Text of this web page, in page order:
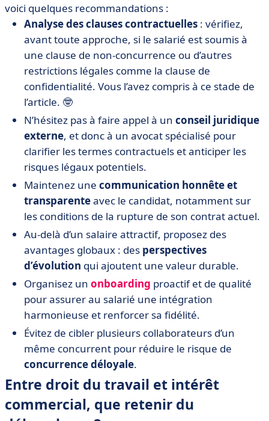
voici quelques recommandations :
Analyse des clauses contractuelles : vérifiez,
avant toute approche, si le salarié est soumis à
une clause de non-concurrence ou d’autres
restrictions légales comme la clause de
confidentialité. Vous l’avez compris à ce stade de
l’article. 🤓
N’hésitez pas à faire appel à un conseil juridique
externe, et donc à un avocat spécialisé pour
clarifier les termes contractuels et anticiper les
risques légaux potentiels.
Maintenez une communication honnête et
transparenteavec le candidat, notamment sur
les conditions de la rupture de son contrat actuel.
Au-delà d’un salaire attractif, proposez des
avantages globaux : des perspectives
d’évolution qui ajoutent une valeur durable.
Organisez un onboarding proactif et de qualité
pour assurer au salarié une intégration
harmonieuse et renforcer sa fidélité.
Évitez de cibler plusieurs collaborateurs d’un
même concurrent pour réduire le risque de
concurrence déloyale.
Entre droit du travail et intérêt
commercial, que retenir du